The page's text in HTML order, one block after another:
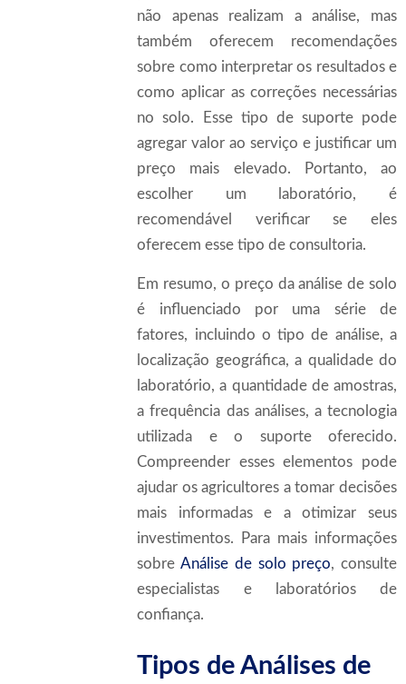
não apenas realizam a análise, mas
também oferecem recomendações
sobre como interpretar os resultados e
como aplicar as correções necessárias
no solo. Esse tipo de suporte pode
agregar valor ao serviço e justificar um
preço mais elevado. Portanto, ao
escolher um laboratório, é
recomendável verificar se eles
oferecem esse tipo de consultoria.
Em resumo, o preço da análise de solo
é influenciado por uma série de
fatores, incluindo o tipo de análise, a
localização geográfica, a qualidade do
laboratório, a quantidade de amostras,
a frequência das análises, a tecnologia
utilizada e o suporte oferecido.
Compreender esses elementos pode
ajudar os agricultores a tomar decisões
mais informadas e a otimizar seus
investimentos. Para mais informações
sobre Análise de solo preço, consulte
especialistas e laboratórios de
confiança.
Tipos de Análises de